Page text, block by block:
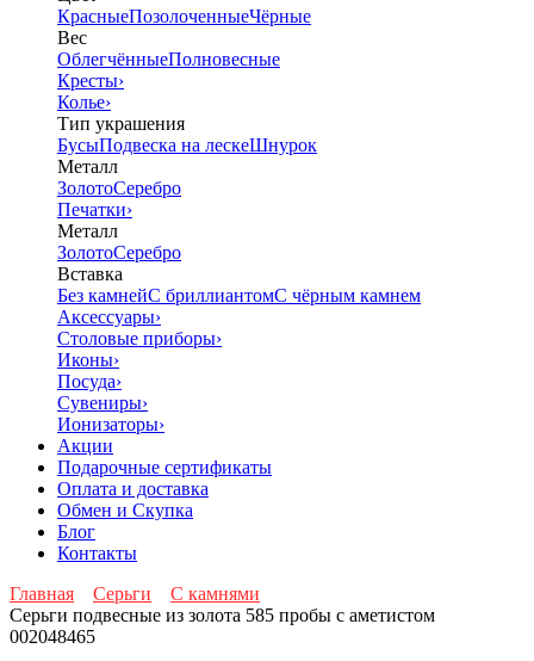
КрасныеПозолоченныеЧёрные
Вес
ОблегчённыеПолновесные
Кресты›
Колье›
Тип украшения
БусыПодвеска на лескеШнурок
Металл
ЗолотоСеребро
Печатки›
Металл
ЗолотоСеребро
Вставка
Без камнейС бриллиантомС чёрным камнем
Аксессуары›
Столовые приборы›
Иконы›
Посуда›
Сувениры›
Ионизаторы›
Акции
Подарочные сертификаты
Оплата и доставка
Обмен и Скупка
Блог
Контакты
Главная
Серьги
С камнями
Серьги подвесные из золота 585 пробы с аметистом
002048465